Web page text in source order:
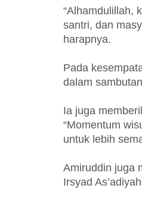
“Alhamdulillah,
santri, dan
harapnya.
Pada
dalam
Ia juga
“Momentum
untuk lebih
Amiruddin juga
Irsyad